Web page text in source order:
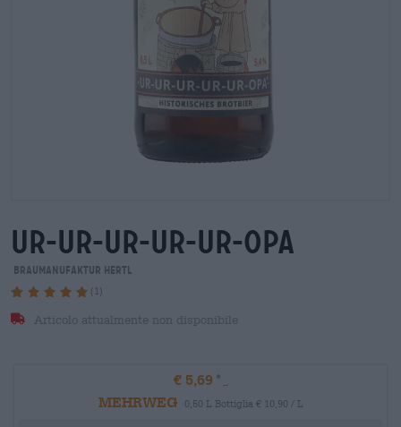
ur-ur-ur-ur-ur-opa
Braumanufaktur Hertl
(1)
Articolo attualmente non disponibile
€ 5,69
MEHRWEG
0,50 L Bottiglia € 10,90 / L